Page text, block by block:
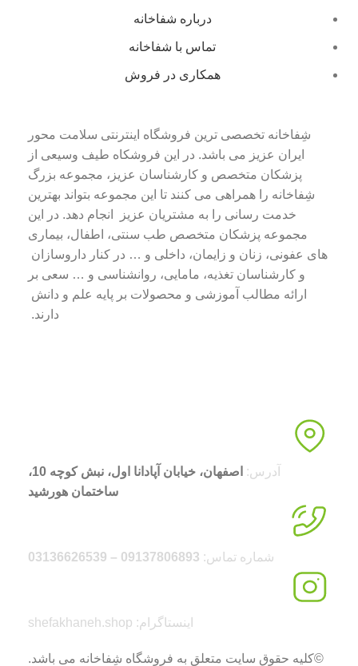
درباره شفاخانه
تماس با شفاخانه
همکاری در فروش
شِفاخانه تخصصی ترین فروشگاه اینترنتی سلامت محور
ایران عزیز می باشد. در این فروشکاه طیف وسیعی از
پزشکان متخصص و کارشناسان عزیز، مجموعه بزرگ
شِفاخانه را همراهی می کنند تا این مجموعه بتواند بهترین
خدمت رسانی را به مشتریان عزیز انجام دهد. در این
مجموعه پزشکان متخصص طب سنتی، اطفال، بیماری
های عفونی، زنان و زایمان، داخلی و … در کنار داروسازان
و کارشناسان تغذیه، مامایی، روانشناسی و … سعی بر
ارائه مطالب آموزشی و محصولات بر پایه علم و دانش
دارند.
آدرس:
اصفهان، خیابان آپادانا اول، نبش کوچه 10،
ساختمان هورشید
شماره تماس: 09137806893 – 03136626539
اینستاگرام: shefakhaneh.shop
©کلیه حقوق سایت متعلق به فروشگاه شِفاخانه می باشد.